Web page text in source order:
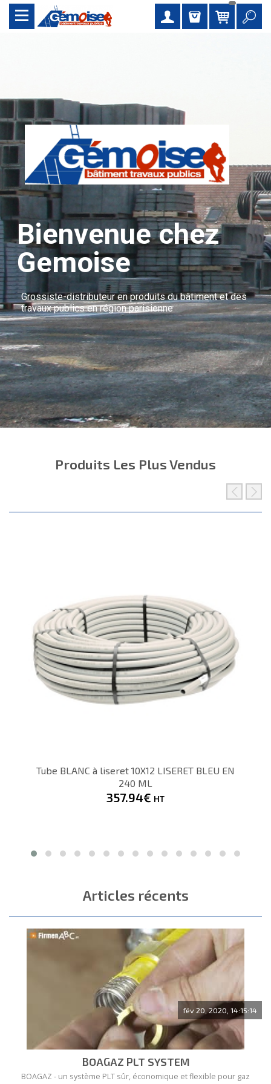
Bienvenue chez
Gemoise
Grossiste-distributeur en produits du bâtiment et des
travaux publics en région parisienne
Produits Les Plus Vendus
203.85€
Tube BLANC à liseret 10X12 LISERET BLEU EN
240 ML
357.94€ HT
Articles récents
BOAGAZ PLT SYSTEM
BOAGAZ - un système PLT sûr, économique et flexible pour gaz
fév 20, 2020, 14:15:14